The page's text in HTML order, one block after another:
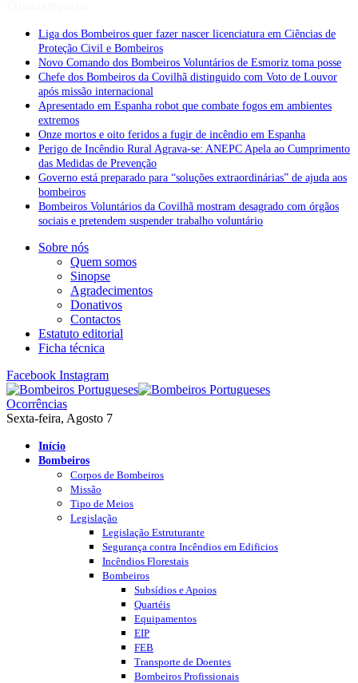
Liga dos Bombeiros quer fazer nascer licenciatura em Ciências de
Proteção Civil e Bombeiros
Novo Comando dos Bombeiros Voluntários de Esmoriz toma posse
Chefe dos Bombeiros da Covilhã distinguido com Voto de Louvor
após missão internacional
Apresentado em Espanha robot que combate fogos em ambientes
extremos
Onze mortos e oito feridos a fugir de incêndio em Espanha
Perigo de Incêndio Rural Agrava-se: ANEPC Apela ao Cumprimento
das Medidas de Prevenção
Governo está preparado para “soluções extraordinárias” de ajuda aos
bombeiros
Bombeiros Voluntários da Covilhã mostram desagrado com órgãos
sociais e pretendem suspender trabalho voluntário
Sobre nós
Quem somos
Sinopse
Agradecimentos
Donativos
Contactos
Estatuto editorial
Ficha técnica
Facebook Instagram
Ocorrências
Sexta-feira, Agosto 7
Início
Bombeiros
Corpos de Bombeiros
Missão
Tipo de Meios
Legislação
Legislação Estruturante
Segurança contra Incêndios em Edificios
Incêndios Florestais
Bombeiros
Subsídios e Apoios
Quartéis
Equipamentos
EIP
FEB
Transporte de Doentes
Bombeiros Profissionais